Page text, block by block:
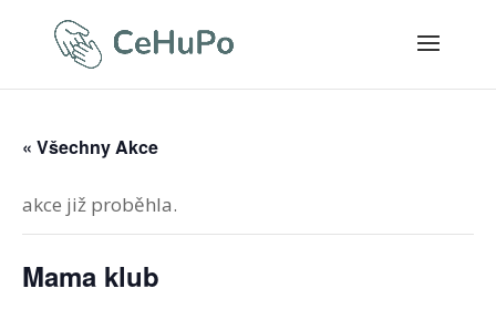
« Všechny Akce
akce již proběhla.
Mama klub